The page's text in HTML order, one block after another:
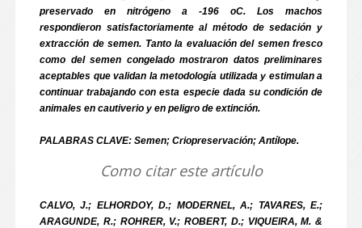
preservado en nitrógeno a -196 oC. Los machos
respondieron satisfactoriamente al método de sedación y
extracción de semen. Tanto la evaluación del semen fresco
como del semen congelado mostraron datos preliminares
aceptables que validan la metodología utilizada y estimulan a
continuar trabajando con esta especie dada su condición de
animales en cautiverio y en peligro de extinción.
PALABRAS CLAVE: Semen; Criopreservación; Antílope.
Como citar este artículo
CALVO, J.; ELHORDOY, D.; MODERNEL, A.; TAVARES, E.;
ARAGUNDE, R.; ROHRER, V.; ROBERT, D.; VIQUEIRA, M. &